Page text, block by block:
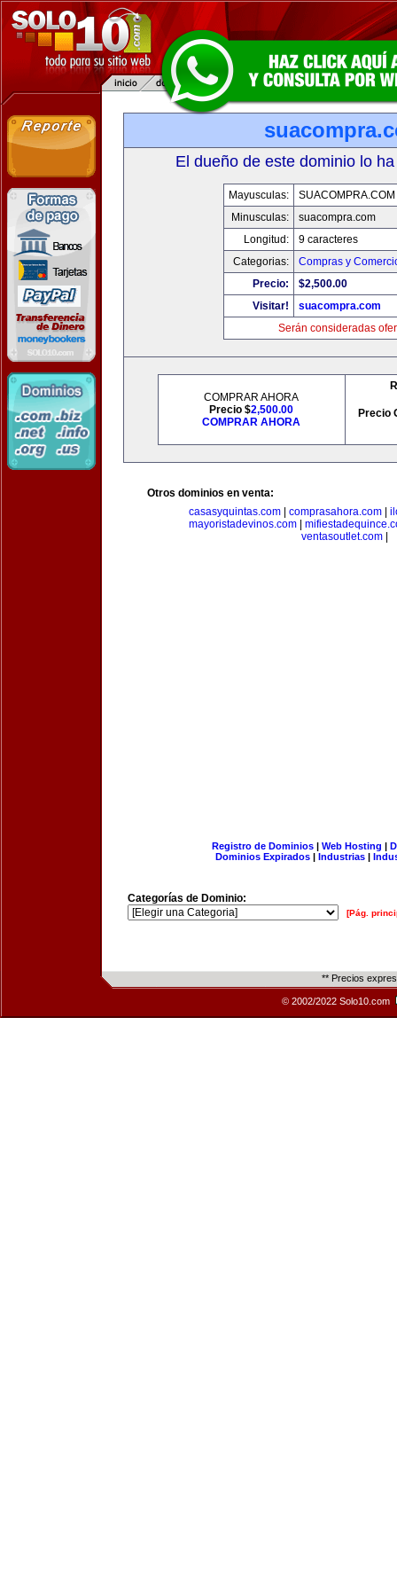
El dueño de este dominio lo
Mayusculas:
SUACOMPRA.COM
Minusculas:
suacompra.com
Longitud:
9 caracteres
Categorias:
Compras y
Precio:
$2,500.00
Visitar!
suacompra.com
Serán consideradas
COMPRAR AHORA
Precio $2,500.00
COMPRAR AHORA
Precio
Otros dominios en venta:
casasyquintas.com| comprasahora.com|
mayoristadevinos.com
ventasoutlet.com
Registro de Dominios| Web Hosting |
Dominios Expirados | Industrias |
Categorías de Dominio:
[Pág.
** Precios
© 2002/2022 Solo10.com